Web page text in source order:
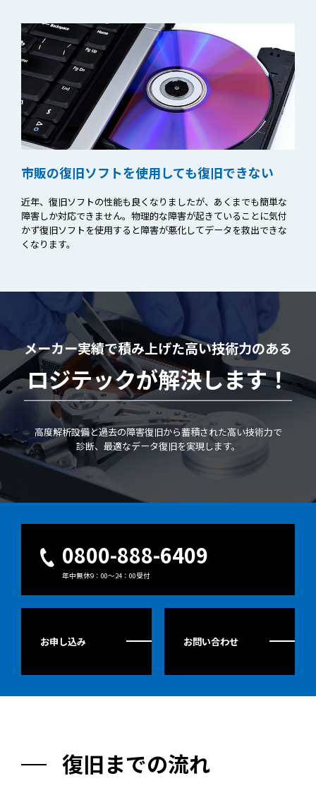
市販の復旧ソフトを使用しても復旧できない
近年、復旧ソフトの性能も良くなりましたが、あくまでも簡単な
障害しか対応できません。物理的な障害が起きていることに気付
かず復旧ソフトを使用すると障害が悪化してデータを救出できな
くなります。
メーカー実績で積み上げた高い技術力のある
ロジテックが解決します！
高度解析設備と過去の障害復旧から蓄積された高い技術力で
診断、最適なデータ復旧を実現します。
0800-888-6409
年中無休9：00～24：00受付
お申し込み お問い合わせ
復旧までの流れ